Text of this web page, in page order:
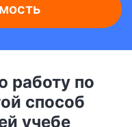
работу по
способ
учебе